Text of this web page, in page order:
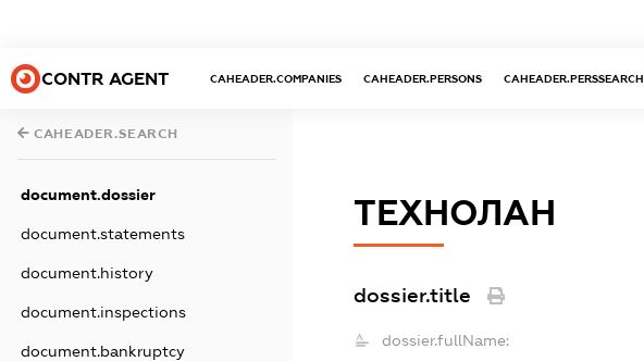
CONTR AGENT CAHEADER.COMPANIES CAHEADER.PERSONS CAHEADER.PERSSEARCH
CAHEADER.SEARCH
document.dossier
document.statements
document.history
document.inspections
document.bankruptcy
ТЕХНОЛАН
dossier.title
dossier.fullName: